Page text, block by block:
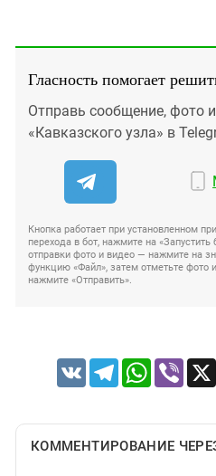
Гласность помогает
Отправь сообщение, фото
«Кавказского узла» в
Кнопка работает при установленном
перехода в бот, нажмите на
отправки фото и видео — нажмите на
функцию «Файл», затем отметьте фото
нажмите «Отправить».
VK TelegramWhatsApp
Viber
КОММЕНТИРОВАНИЕ